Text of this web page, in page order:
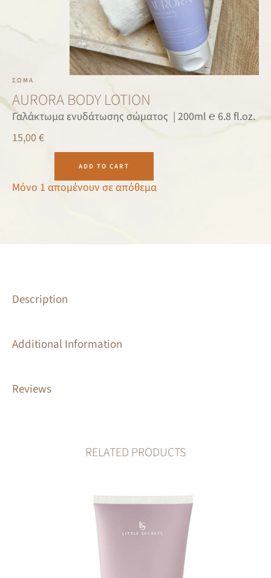
ΣΏΜΑ
AURORA BODY LOTION
Γαλάκτωμα ενυδάτωσης σώματος | 200ml ℮ 6.8 fl.oz.
15,00 €
ADD TO CART
Μόνο 1 απομένουν σε απόθεμα
Description
Additional Information
Reviews
RELATED PRODUCTS